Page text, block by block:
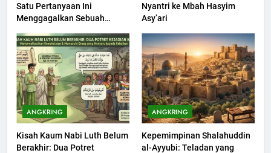
Satu Pertanyaan Ini
Menggagalkan Sebuah
Nyantri ke Mbah Hasyim
Asy’ari
ANGKRING
Kisah Kaum Nabi Luth Belum
Berakhir: Dua Potret
ANGKRING
Kepemimpinan Shalahuddin
al-Ayyubi: Teladan yang
202
Muharram Bulan Bersejarah
KHUTBAH
1
Khutbah Jumat: Melihat
Limpahan Nikmat Allah
KHUTBAH